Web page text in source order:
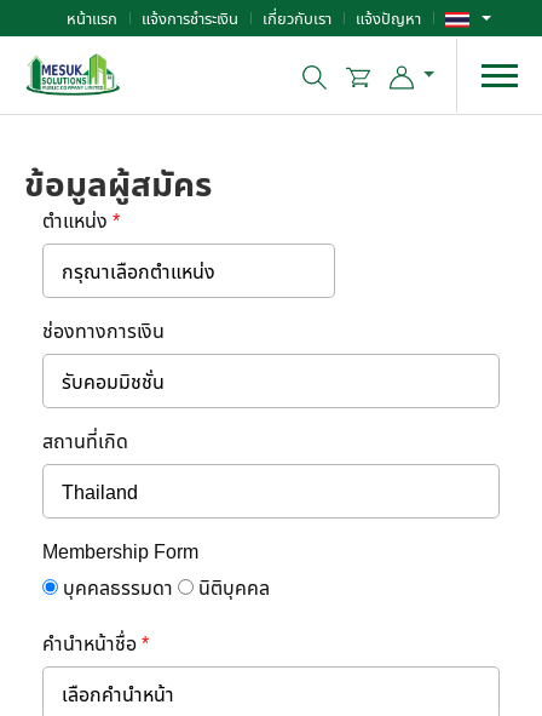
หน้าแรก แจ้งการชำระเงิน เกี่ยวกับเรา แจ้งปัญหา
ข้อมูลผู้สมัคร
ตำแหน่ง *
ช่องทางการเงิน
สถานที่เกิด
Membership Form
บุคคลธรรมดา
นิติบุคคล
คำนำหน้าชื่อ*